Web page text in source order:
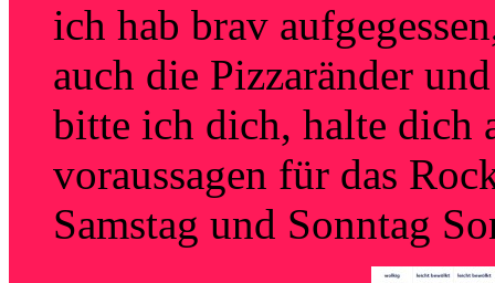
ich hab brav
auch die Pizzaränder
bitte ich dich, halte dich
voraussagen für das
Samstag und Sonntag